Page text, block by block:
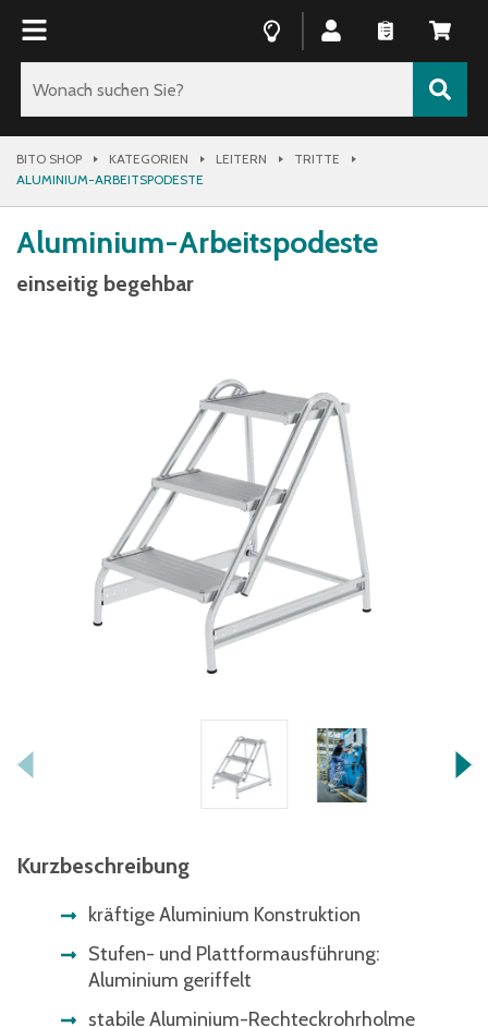
BITO SHOP KATEGORIEN LEITERN
TRITTE
ALUMINIUM-ARBEITSPODESTE
Aluminium-Arbeitspodeste
einseitig begehbar
Kurzbeschreibung
kräftige Aluminium Konstruktion
Stufen- und Plattformausführung:
Aluminium geriffelt
stabile Aluminium-Rechteckrohrholme